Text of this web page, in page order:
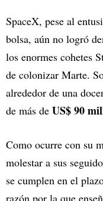
SpaceX, pese al
bolsa, aún no logró
los enormes cohetes
de colonizar Marte.
alrededor de una
de más de US$ 90
Como ocurre con su
molestar a sus
se cumplen en el
razón por la que